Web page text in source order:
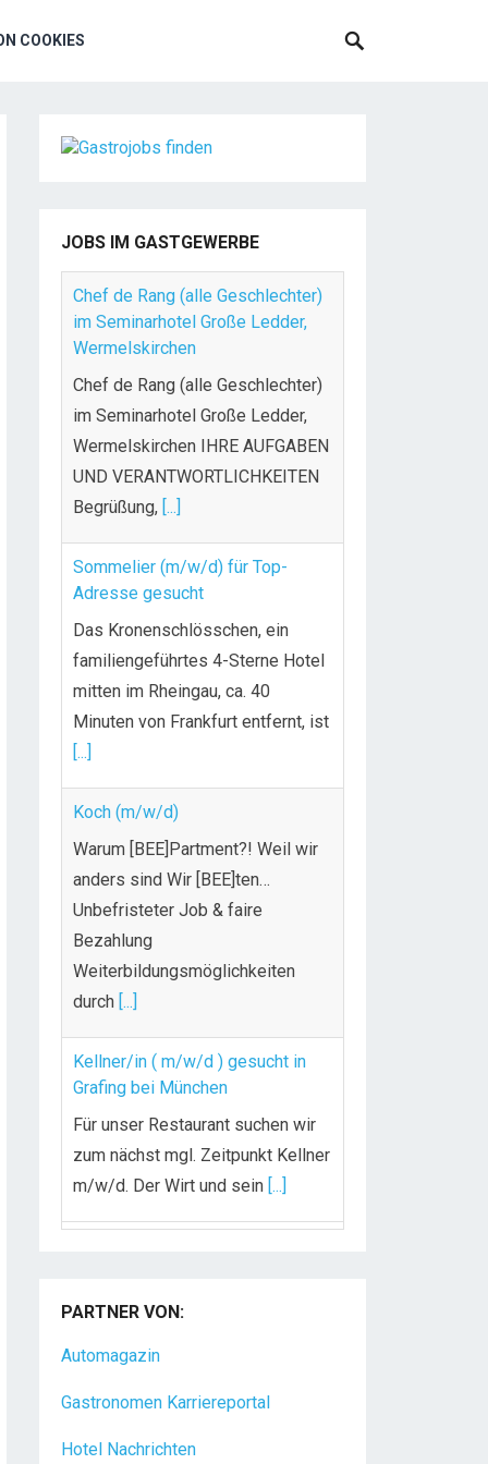
COOKIES
JOBS IM GASTGEWERBE
Chef de Rang (alle Geschlechter)
im Seminarhotel Große Ledder,
Wermelskirchen
Chef de Rang (alle Geschlechter)
im Seminarhotel Große Ledder,
Wermelskirchen IHRE AUFGABEN
UND VERANTWORTLICHKEITEN
Begrüßung, [...]
Sommelier (m/w/d) für Top-
Adresse gesucht
Das Kronenschlösschen, ein
familiengeführtes 4-Sterne Hotel
mitten im Rheingau, ca. 40
Minuten von Frankfurt entfernt, ist
[...]
Koch (m/w/d)
Warum [BEE]Partment?! Weil wir
anders sind Wir [BEE]ten…
Unbefristeter Job & faire
Bezahlung
Weiterbildungsmöglichkeiten
durch [...]
Kellner/in ( m/w/d ) gesucht in
Grafing bei München
Für unser Restaurant suchen wir
zum nächst mgl. Zeitpunkt Kellner
m/w/d. Der Wirt und sein [...]
Dein Arbeitsplatz mit
(m/w/d) Du bist Gastgeber aus
Leidenschaft und liebst[...]
PARTNER VON:
Automagazin
Gastronomen Karriereportal
Hotel Nachrichten